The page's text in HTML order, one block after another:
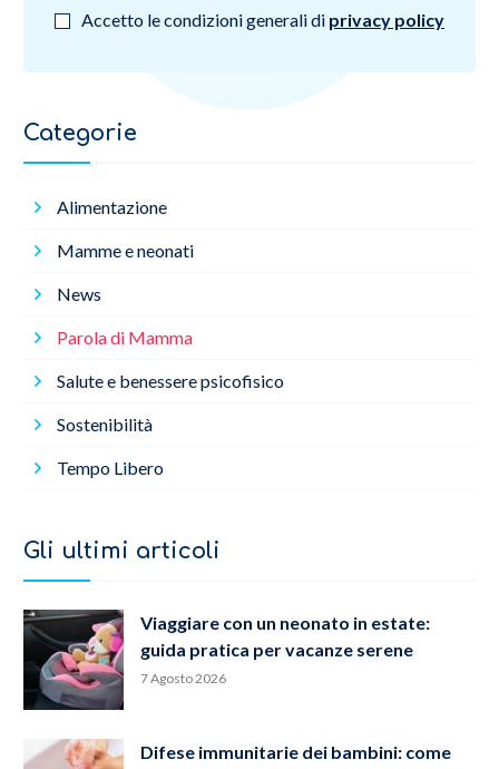
Categorie
Alimentazione
Mamme e neonati
News
Parola di Mamma
Salute e benessere psicofisico
Sostenibilità
Tempo Libero
Gli ultimi articoli
Viaggiare con un neonato in estate:
guida pratica per vacanze serene
7 Agosto 2026
Difese immunitarie dei bambini: come
Accetto le condizioni generali di privacy policy